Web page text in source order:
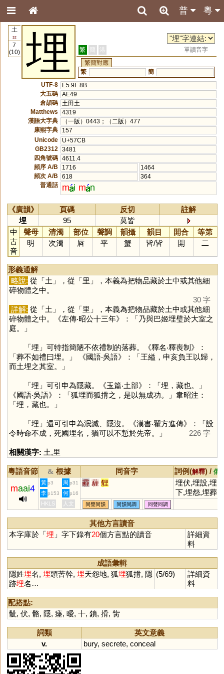
粵
普
土
32
7
(10)
埋 繁 簡 港
單讀音字
繁簡對應
繁
簡
UTF-8
E5 9F 8B
大五碼 AE49
倉頡碼
土田土
Matthews
4319
漢語大字典
（一版）0443；（二版）477
康熙字典
157
Unicode
U+57CB
GB2312
3481
四角號碼 4611.4
頻序 A/B
1716
1464
頻次 A/B
618
364
普通話
m i m n
《廣韻》 頁碼 反切
註解
埋
95
莫皆
中
古
音
聲母 清濁 部位 聲調 韻攝 韻目 開合
等第
明
次濁 唇 平 蟹 皆/皆 開 二
形義通解
略說: 從「 土」，從「 里 」，本義為把物品藏於土中或其他細
碎物體之中。
30 字
詳解: 從「 土」，從「 里 」，本義為把物品藏於土中或其他細
碎物體之中。《左傳‧昭公十三年》：「乃與巴姬埋璧於大室之
庭。」
「 埋 」可特指簡陋不依禮制的落葬。《釋名‧釋喪制》：
「葬不如禮曰埋。」 《國語‧吳語》：「王縊，申亥負王以歸，
而土埋之其室。」
「 埋 」可引申為隱藏。《玉篇‧土部》：「埋，藏也。」
《國語‧吳語》：「狐埋而狐搰之，是以無成功。」韋昭注：
「埋，藏也。」
「 埋 」還可引申為泯滅、隱沒。《漢書‧翟方進傳》：「設
令時命不成，死國埋名，猶可以不慙於先帝。」
226 字
相關漢字: 土,里
粵語音節 & 根據 同音字 詞例(解釋) / 備
maai4
黃 p3 周 p31 霾 薶 貍
埋伏,埋設,埋
下,埋怨,埋葬,
埋首,埋頭苦幹,
埋沒,埋藏,埋沒
人才
李 p153 何 p16
HKLS 人文 同聲同韻 同韻同調 同聲同調
其他方言讀音
本字庫於「埋 」字下錄有20個方言點的讀音
詳細資
料
成語彙輯
隱姓埋名, 埋頭苦幹, 埋天怨地, 狐埋狐搰, 隱
跡埋名…
(5/69)
詳細資
料
配搭點:
骴, 伏, 骼, 隱, 瘞, 曖, 十, 鎖, 搰, 胔
詞類
英文意義
v.
bury, secrete, conceal